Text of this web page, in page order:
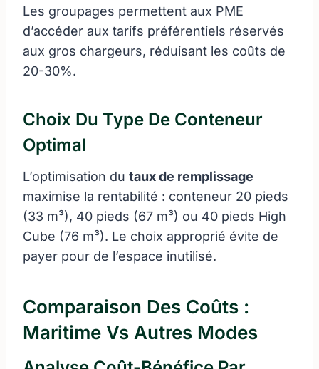
Les groupages permettent aux PME
d’accéder aux tarifs préférentiels réservés
aux gros chargeurs, réduisant les coûts de
20-30%.
Choix Du Type De Conteneur
Optimal
L’optimisation du taux de remplissage
maximise la rentabilité : conteneur 20 pieds
(33 m³), 40 pieds (67 m³) ou 40 pieds High
Cube (76 m³). Le choix approprié évite de
payer pour de l’espace inutilisé.
Comparaison Des Coûts :
Maritime Vs Autres Modes